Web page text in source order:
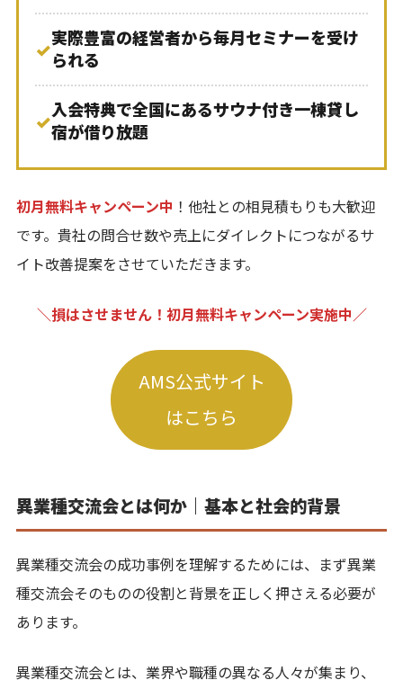
✓実際豊富の経営者から毎月セミナーを受け
られる
✓入会特典で全国にあるサウナ付き一棟貸し
宿が借り放題
初月無料キャンペーン中 ！他社との相見積もりも大歓迎
です。貴社の問合せ数や売上にダイレクトにつながるサ
イト改善提案をさせていただきます。
＼損はさせません！初月無料キャンペーン実施中／
AMS公式サイト
はこちら
異業種交流会とは何か｜基本と社会的背景
異業種交流会の成功事例を理解するためには、まず異業
種交流会そのものの役割と背景を正しく押さえる必要が
あります。
異業種交流会とは、業界や職種の異なる人々が集まり、